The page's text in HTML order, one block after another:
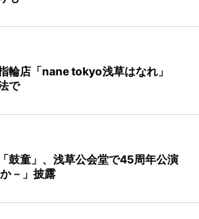
輪店「nane tokyo浅草はなれ」
で
鼓童」、浅草公会堂で45周年公演
－」披露